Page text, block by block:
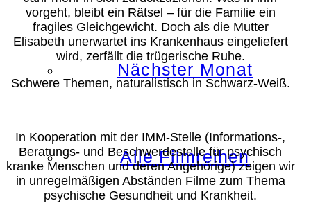
Nächster Monat
Alle Filmreihen
vorgeht, bleibt ein Rätsel – für die Familie ein
fragiles Gleichgewicht. Doch als die Mutter
Elisabeth unerwartet ins Krankenhaus eingeliefert
wird, zerfällt die trügerische Ruhe.
Schwere Themen, naturalistisch in Schwarz-Weiß.
In Kooperation mit der IMM-Stelle (Informations-,
Beratungs- und Beschwerdestelle für psychisch
kranke Menschen und deren Angehörige) zeigen wir
in unregelmäßigen Abständen Filme zum Thema
psychische Gesundheit und Krankheit.